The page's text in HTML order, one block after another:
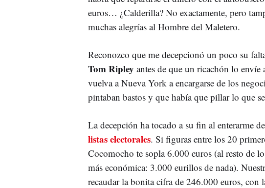
euros… ¿Calderilla? No exactamente, pero
muchas alegrías al Hombre del Maletero.
Reconozco que me decepcionó un poco su
Tom Ripley antes de que un ricachón lo
vuelva a Nueva York a encargarse de los
pintaban bastos y que había que pillar lo que
La decepción ha tocado a su fin al enterarme
listas electorales. Si figuras entre los 20
Cocomocho te sopla 6.000 euros (al resto de
más económica: 3.000 eurillos de nada).
recaudar la bonita cifra de 246.000 euros, con